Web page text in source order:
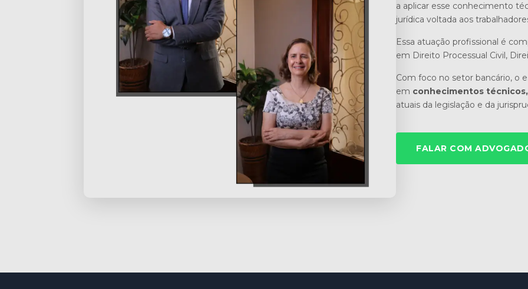
a aplicar esse conhecimento
jurídica voltada aos
Essa atuação profissional é
em Direito Processual Civil,
Com foco no setor bancário, o
em conhecimentos
atuais da legislação e da
FALAR COM